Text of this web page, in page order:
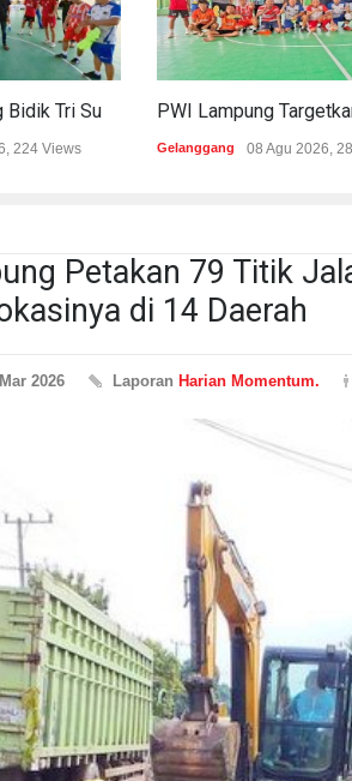
224 Views Gelanggang 08 Agu 2026,
Petakan 79 Titik
di 14 Daerah
2026 Laporan Harian Momentum.